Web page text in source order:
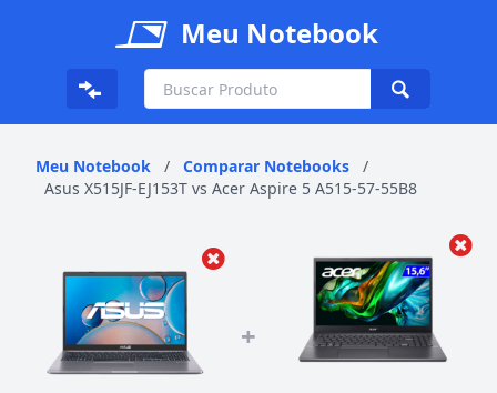
Meu Notebook
Meu Notebook / Comparar Notebooks
/
Asus X515JF-EJ153T vs Acer Aspire 5 A515-57-55B8
+